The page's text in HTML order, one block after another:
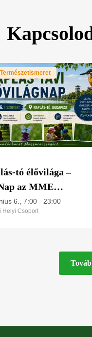
tó élővilága –
az MME
tavi6., 7:00 - 23:00
Helyi Csoport